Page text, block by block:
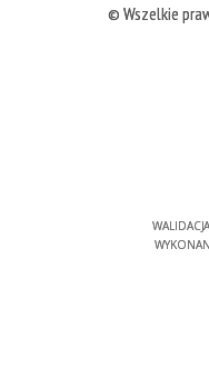
© Wszelkie